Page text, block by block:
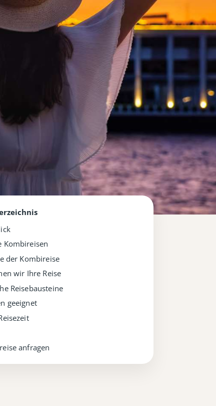
Kombireisen
der Kombireise
wir Ihre Reise
Reisebausteine
geeignet
anfragen